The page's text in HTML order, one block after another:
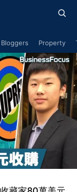
Bloggers Property